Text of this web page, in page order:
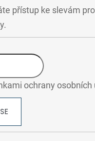
přístup ke slevám
ochrany osobních